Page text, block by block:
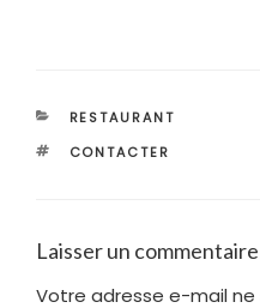
CATÉGORIES
RESTAURANT
ÉTIQUETTES
CONTACTER
Laisser un commentaire
Votre adresse e-mail ne